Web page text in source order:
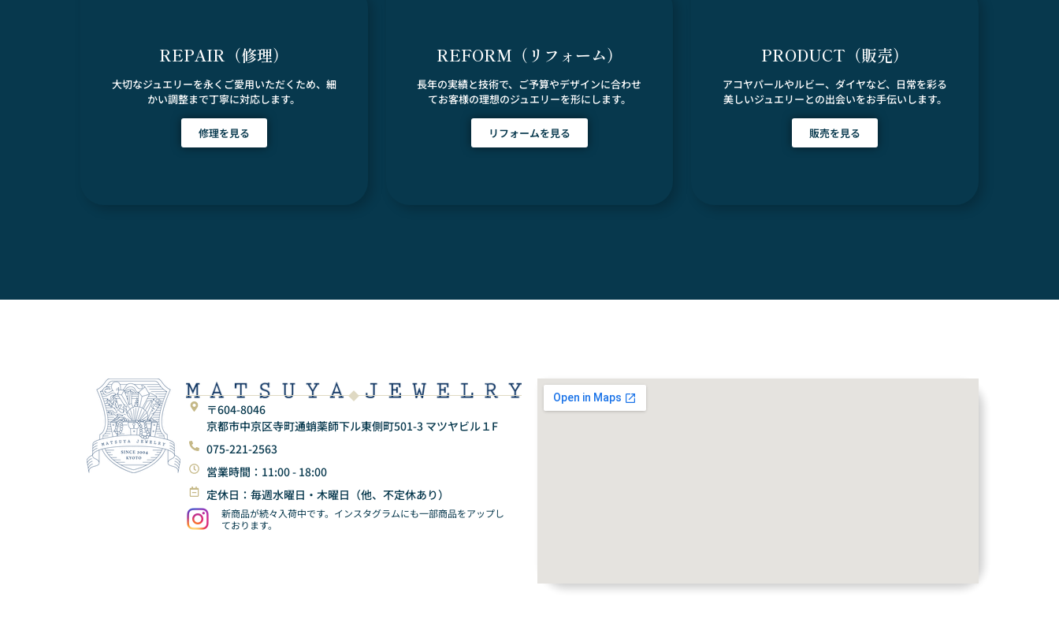
REPAIR（修理）
大切なジュエリーを永くご愛用いただくため、細
かい調整まで丁寧に対応します。
修理を見る
REFORM（リフォーム）
長年の実績と技術で、ご予算やデザインに合わせ
てお客様の理想のジュエリーを形にします。
リフォームを見る
PRODUCT（販売）
アコヤパールやルビー、ダイヤなど、日常を彩る
美しいジュエリーとの出会いをお手伝いします。
販売を見る
〒604-8046
京都市中京区寺町通蛸薬師下ル東側町501-3 マツヤビル１F
075-221-2563
営業時間：11:00 - 18:00
定休日：毎週水曜日・木曜日（他、不定休あり）
新商品が続々入荷中です。インスタグラムにも一部商品をアップし
ております。